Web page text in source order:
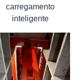
carregamento
inteligente